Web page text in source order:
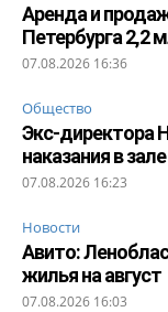
Аренда и
Петербурга 2,2
07.08.2026 16:36
Общество
Экс-директора
наказания в
07.08.2026 16:23
Новости
Авито:
жилья на август
07.08.2026 16:03